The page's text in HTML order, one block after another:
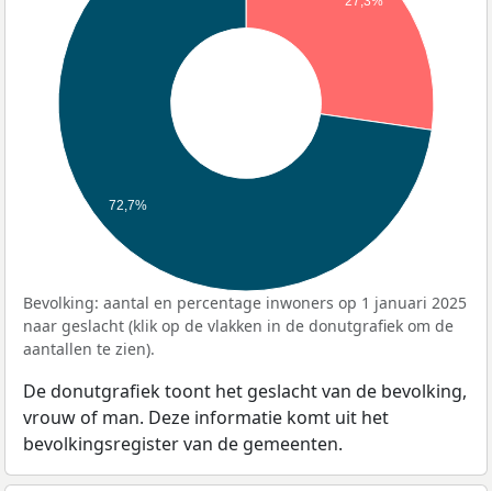
72,7%
Bevolking: aantal en percentage inwoners op 1 januari 2025
naar geslacht (klik op de vlakken in de donutgrafiek om de
aantallen te zien).
De donutgrafiek toont het geslacht van de bevolking,
vrouw of man. Deze informatie komt uit het
bevolkingsregister van de gemeenten.